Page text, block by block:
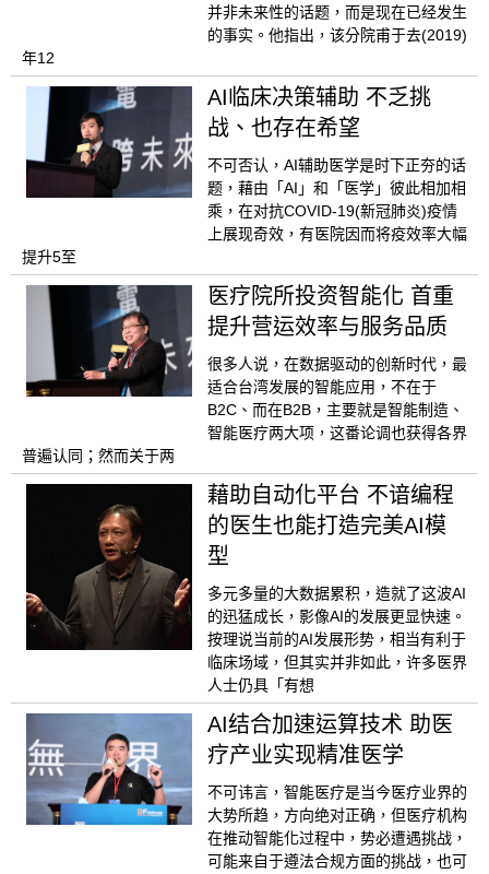
并非未来性的话题，而是现在已经发生
的事实。他指出，该分院甫于去(2019)
年12
AI临床决策辅助 不乏挑
战、也存在希望
不可否认，AI辅助医学是时下正夯的话
题，藉由「AI」和「医学」彼此相加相
乘，在对抗COVID-19(新冠肺炎)疫情
上展现奇效，有医院因而将疫效率大幅
提升5至
医疗院所投资智能化 首重
提升营运效率与服务品质
很多人说，在数据驱动的创新时代，最
适合台湾发展的智能应用，不在于
B2C、而在B2B，主要就是智能制造、
智能医疗两大项，这番论调也获得各界
普遍认同；然而关于两
藉助自动化平台 不谙编程
的医生也能打造完美AI模
型
多元多量的大数据累积，造就了这波AI
的迅猛成长，影像AI的发展更显快速。
按理说当前的AI发展形势，相当有利于
临床场域，但其实并非如此，许多医界
人士仍具「有想
AI结合加速运算技术 助医
疗产业实现精准医学
不可讳言，智能医疗是当今医疗业界的
大势所趋，方向绝对正确，但医疗机构
在推动智能化过程中，势必遭遇挑战，
可能来自于遵法合规方面的挑战，也可